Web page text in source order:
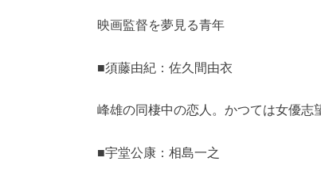
映画監督を夢見る青年
■須藤由紀：佐久間由衣
峰雄の同棲中の恋人。かつては女優志
■宇堂公康：相島一之